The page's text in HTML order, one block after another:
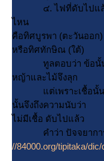
๔. ไฟที่ดับไปแล้วต่
ไหน
คือทิศบูรพา (ตะวันออก
หรือทิศทักษิณ (ใต้)
ทูลตอบว่า ข้อนั้นไม่
หญ้าและไม้จึงลุก
ต่เพราะเชื้อนั้นสิ้นไ
นั้นจึงถึงความนับว่า
ไม่มีเชื้อ ดับไปแล้ว
คำว่า ปัจจยากา
//84000.org/tipitaka/